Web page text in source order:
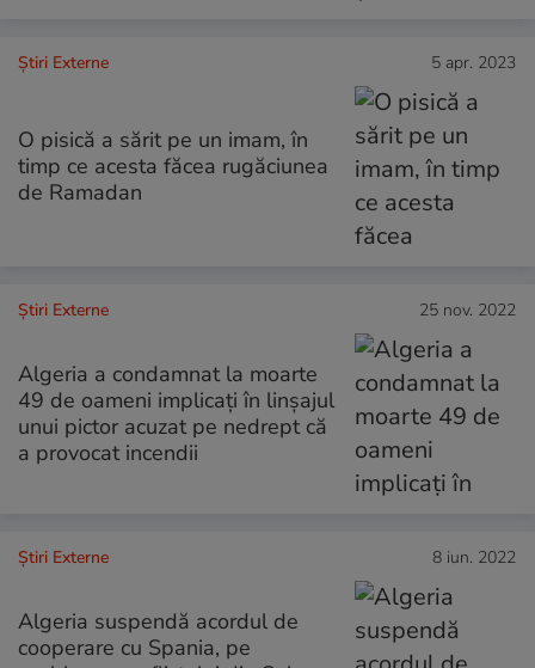
Știri Externe 5 apr. 2023
O pisică a sărit pe un imam, în
timp ce acesta făcea rugăciunea
de Ramadan
Știri Externe 25 nov. 2022
Algeria a condamnat la moarte
49 de oameni implicați în linșajul
unui pictor acuzat pe nedrept că
a provocat incendii
Știri Externe 8 iun. 2022
Algeria suspendă acordul de
cooperare cu Spania, pe